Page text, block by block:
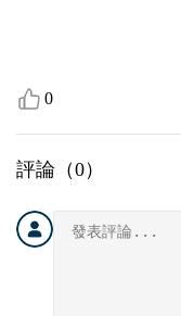
0
評論（0）